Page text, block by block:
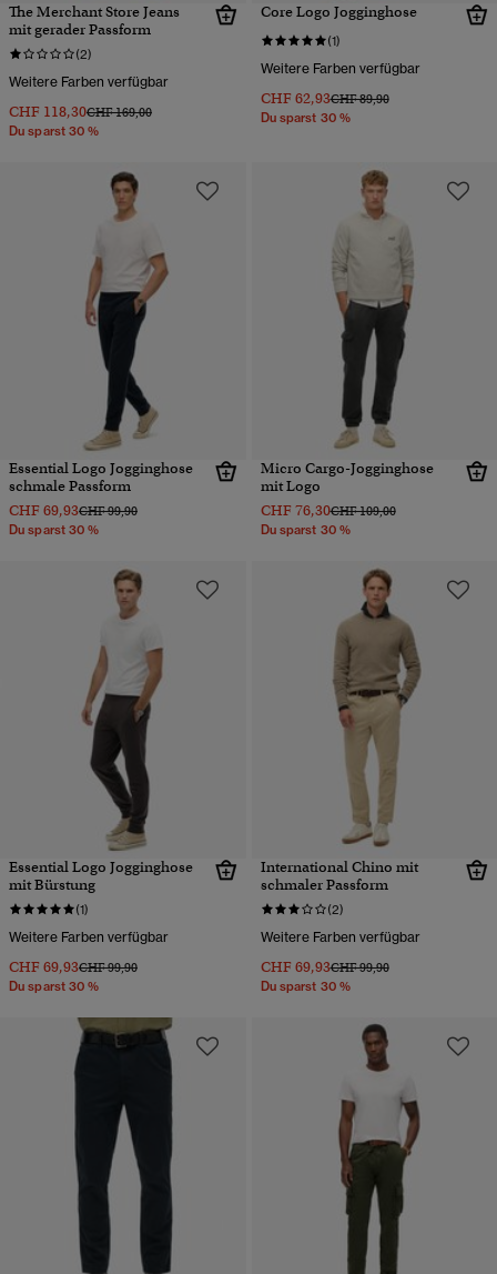
The Merchant Store Jeans
mit gerader Passform
(2)
Weitere Farben verfügbar
CHF 118,30Preis wurde reduziert von
CHF 169,00bis
Du sparst 30 %
Core Logo Jogginghose
(1)
Weitere Farben verfügbar
CHF 62,93Preis wurde reduziert von
CHF 89,90bis
Du sparst 30 %
Essential Logo Jogginghose
schmale Passform
CHF 69,93Preis wurde reduziert von
CHF 99,90bis
Du sparst 30 %
Micro Cargo-Jogginghose
mit Logo
CHF 76,30Preis wurde reduziert von
CHF 109,00bis
Du sparst 30 %
Essential Logo Jogginghose
mit Bürstung
(1)
Weitere Farben verfügbar
CHF 69,93Preis wurde reduziert von
CHF 99,90bis
Du sparst 30 %
International Chino mit
schmaler Passform
(2)
Weitere Farben verfügbar
CHF 69,93Preis wurde reduziert von
CHF 99,90bis
Du sparst 30 %